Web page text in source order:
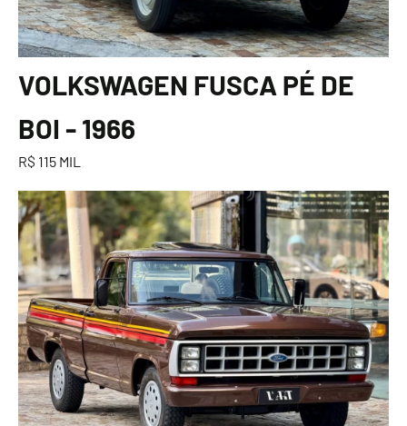
VOLKSWAGEN FUSCA PÉ DE
BOI - 1966
R$ 115 MIL